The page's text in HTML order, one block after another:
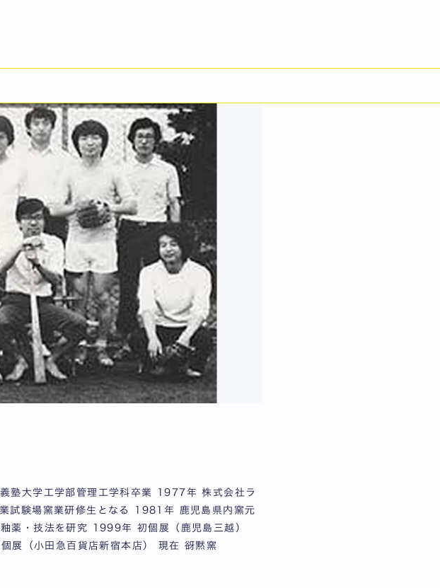
塾大学工学部管理工学科卒業 1977年 株式会社ラ
試験場窯業研修生となる 1981年 鹿児島県内窯元
薬・技法を研究 1999年 初個展（鹿児島三越）
展（小田急百貨店新宿本店） 現在 谺黙窯